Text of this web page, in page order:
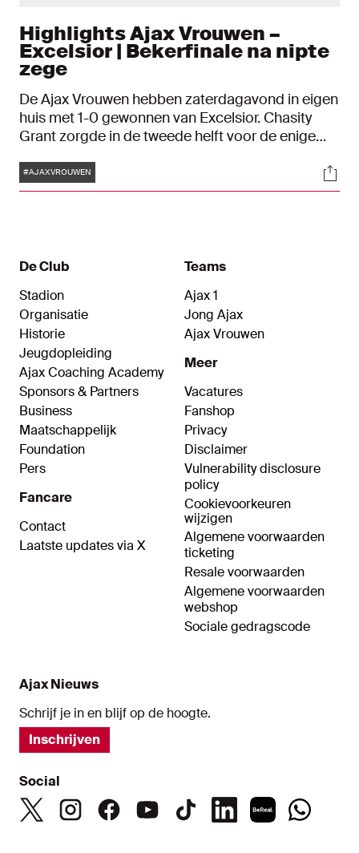
Highlights Ajax Vrouwen –
Excelsior | Bekerfinale na nipte
zege
De Ajax Vrouwen hebben zaterdagavond in eigen
huis met 1-0 gewonnen van Excelsior. Chasity
Grant zorgde in de tweede helft voor de enige
bekerfinale op 18 april. Bekijk hier de
hoogtepunten.
Tags
#AJAXVROUWEN
De Club
Stadion
Organisatie
Historie
Jeugdopleiding
Ajax Coaching Academy
Sponsors & Partners
Business
Maatschappelijk
Foundation
Pers
Fancare
Contact
Laatste updates via X
Teams
Ajax 1
Jong Ajax
Ajax Vrouwen
Meer
Vacatures
Fanshop
Privacy
Disclaimer
Vulnerability disclosure
policy
Cookievoorkeuren
wijzigen
Algemene voorwaarden
ticketing
Resale voorwaarden
Algemene voorwaarden
webshop
Sociale gedragscode
Ajax Nieuws
Schrijf je in en blijf op de hoogte.
Inschrijven
Social